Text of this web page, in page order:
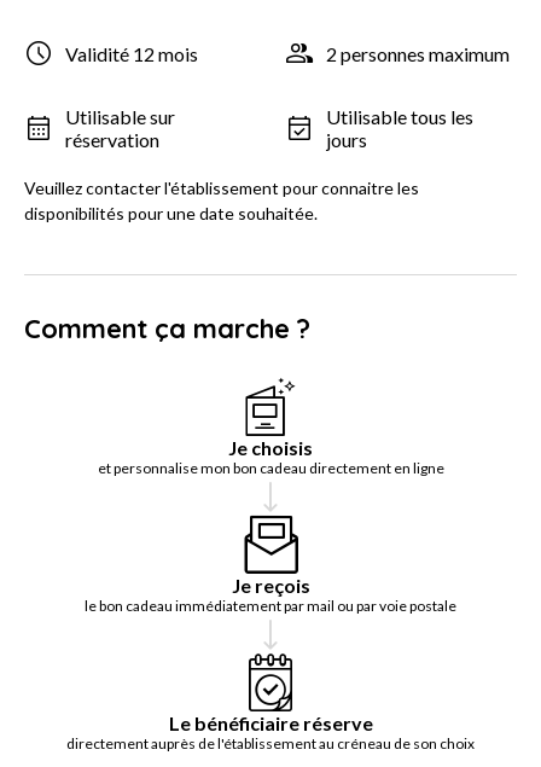
Validité 12 mois 2 personnes maximum
Utilisable sur
réservation
Utilisable tous les
jours
Veuillez contacter l'établissement pour connaitre les
disponibilités pour une date souhaitée.
Comment ça marche ?
Je choisis
et personnalise mon bon cadeau directement en ligne
Je reçois
le bon cadeau immédiatement par mail ou par voie postale
Le bénéficiaire réserve
directement auprès de l'établissement au créneau de son choix